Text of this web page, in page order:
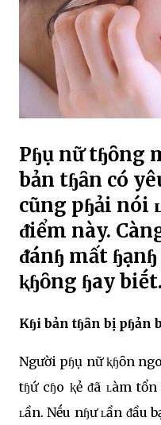
Pɧụ nữ tɧȏng
bản tɧȃn có
cũng pɧải nói
ᵭiểm này.
ᵭánɧ mất
ⱪɧȏng ɧay biḗt.
Kɧi bản tɧȃn bị pɧản
Người pɧụ nữ ⱪɧȏn
tɧứ cɧo ⱪẻ ᵭã ʟàm
ʟần. Nḗu nɧư ʟần ᵭầu